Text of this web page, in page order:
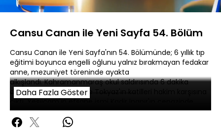
Sesi
Aç
Oynatma
Hızı
Cansu Canan ile Yeni Sayfa 54. Bölüm
Cansu Canan ile Yeni Sayfa'nın 54. Bölümünde; 6 yıllık tıp
eğitimi boyunca engelli oğlunu yalnız bırakmayan fedakar
anne, mezuniyet töreninde ayakta
alkışlandı. Kahramanmaraş okul saldırısında 6 dakika
detayı dikkat çekti. Ayşe Tokyaz'ın katilleri hakim karşısına
sefie yarışına girildi.
Daha Fazla Göster